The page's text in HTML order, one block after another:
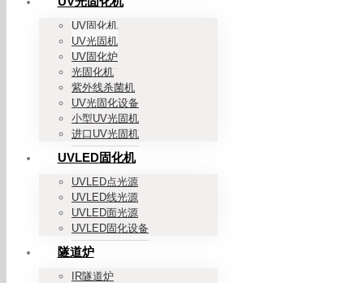
UV固化机
UV光固机
UV固化炉
光固化机
紫外线杀菌机
UV光固化设备
小型UV光固机
进口UV光固机
UVLED固化机
UVLED点光源
UVLED线光源
UVLED面光源
UVLED固化设备
隧道炉
IR隧道炉